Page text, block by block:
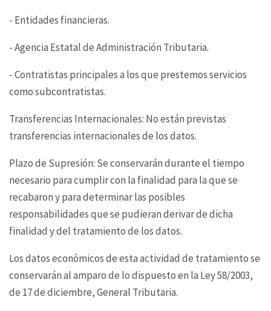
- Entidades financieras.
- Agencia Estatal de Administración Tributaria.
- Contratistas principales a los que prestemos servicios
como subcontratistas.
Transferencias Internacionales: No están previstas
transferencias internacionales de los datos.
Plazo de Supresión: Se conservarán durante el tiempo
necesario para cumplir con la finalidad para la que se
recabaron y para determinar las posibles
responsabilidades que se pudieran derivarde dicha
finalidad y del tratamiento de los datos.
Los datos económicos de esta actividad de tratamiento se
conservarán al amparo de lo dispuestoen la Ley 58/2003,
de 17 de diciembre, General Tributaria.